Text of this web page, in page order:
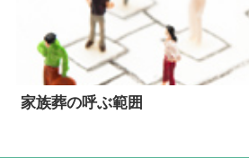
家族葬の呼ぶ範囲